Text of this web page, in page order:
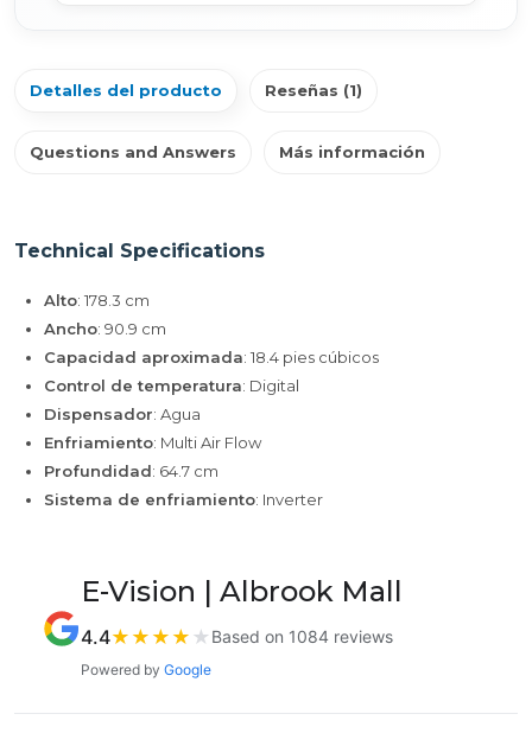
Detalles del producto Reseñas (1)
Questions and Answers Más información
Technical Specifications
Alto: 178.3 cm
Ancho: 90.9 cm
Capacidad aproximada: 18.4 pies cúbicos
Control de temperatura: Digital
Dispensador: Agua
Enfriamiento: Multi Air Flow
Profundidad: 64.7 cm
Sistema de enfriamiento: Inverter
E-Vision | Albrook Mall
4.4★ ★ ★ ★ ★ Based on 1084 reviews
Powered by Google